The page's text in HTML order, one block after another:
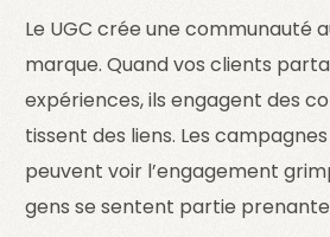
Le UGC crée une communauté
marque. Quand vos clients
expériences, ils engagent des
tissent des liens. Les
peuvent voir l’engagement
gens se sentent partie